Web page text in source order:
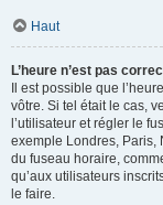
Haut
L’heure n’est pas
Il est possible que
vôtre. Si tel était le cas,
l’utilisateur et régler le
exemple Londres, Paris,
du fuseau horaire,
qu’aux utilisateurs
le faire.